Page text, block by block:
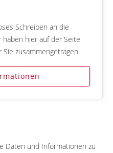
Schreiben an die
haben hier auf der Seite
zusammengetragen.
Daten und Informationen zu